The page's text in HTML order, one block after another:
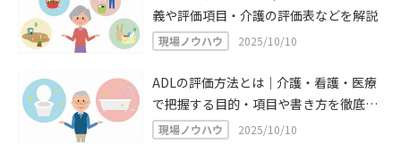
義や評価項目・介護の評価表などを解説
現場ノウハウ 2025/10/10
ADLの評価方法とは｜介護・看護・医療
で把握する目的・項目や書き方を徹底解
説現場ノウハウ 2025/10/10